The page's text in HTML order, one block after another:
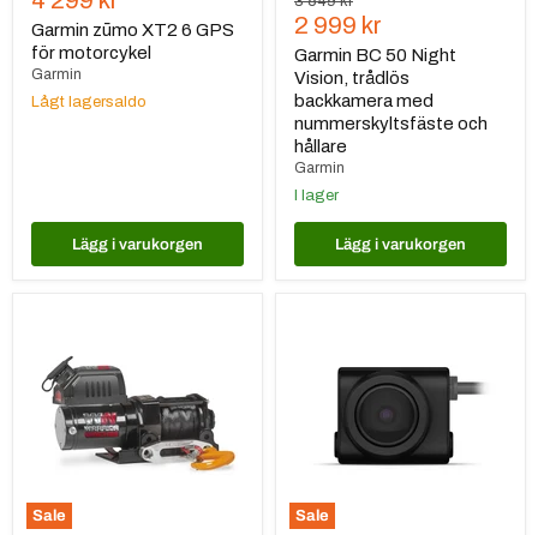
pris
Garmin zūmo XT2 6 GPS
för motorcykel
Garmin
Lågt lagersaldo
Lägg i varukorgen
Nuvarande
pris
2 999 kr
Garmin BC 50 Night
Vision, trådlös
backkamera med
nummerskyltsfäste och
hållare
Garmin
I lager
Lägg i varukorgen
Sale
2000
Elektrisk
vinsch
12V
Syntetlina
Sale
Trådlös
Backkamera